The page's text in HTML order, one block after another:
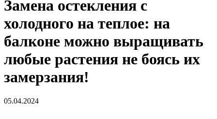
Замена остекления с
холодного на теплое: на
балконе можно выращивать
любые растения не боясь их
замерзания!
05.04.2024